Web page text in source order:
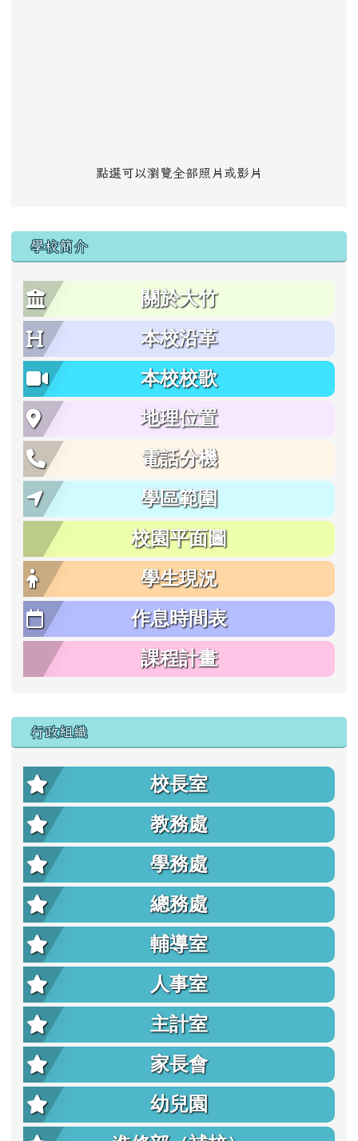
點選可以瀏覽全部照片或影片
學校簡介
關於大竹
本校沿革
本校校歌
地理位置
電話分機
學區範圍
校園平面圖
學生現況
作息時間表
課程計畫
行政組織
校長室
教務處
學務處
總務處
輔導室
人事室
主計室
家長會
幼兒園